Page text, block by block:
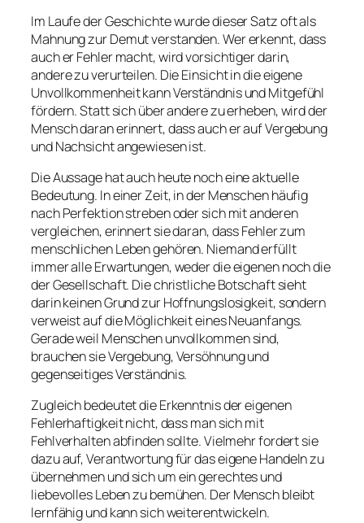
Im Laufe der Geschichte wurde dieser Satz oft als
Mahnung zur Demut verstanden. Wer erkennt, dass
auch er Fehler macht, wird vorsichtiger darin,
andere zu verurteilen. Die Einsicht in die eigene
Unvollkommenheit kann Verständnis und Mitgefühl
fördern. Statt sich über andere zu erheben, wird der
Mensch daran erinnert, dass auch er auf Vergebung
und Nachsicht angewiesen ist.
Die Aussage hat auch heute noch eine aktuelle
Bedeutung. In einer Zeit, in der Menschen häufig
nach Perfektion streben oder sich mit anderen
vergleichen, erinnert sie daran, dass Fehler zum
menschlichen Leben gehören. Niemand erfüllt
immer alle Erwartungen, weder die eigenen noch die
der Gesellschaft. Die christliche Botschaft sieht
darin keinen Grund zur Hoffnungslosigkeit, sondern
verweist auf die Möglichkeit eines Neuanfangs.
Gerade weil Menschen unvollkommen sind,
brauchen sie Vergebung, Versöhnung und
gegenseitiges Verständnis.
Zugleich bedeutet die Erkenntnis der eigenen
Fehlerhaftigkeit nicht, dass man sich mit
Fehlverhalten abfinden sollte. Vielmehr fordert sie
dazu auf, Verantwortung für das eigene Handeln zu
übernehmen und sich um ein gerechtes und
liebevolles Leben zu bemühen. Der Mensch bleibt
lernfähig und kann sich weiterentwickeln.